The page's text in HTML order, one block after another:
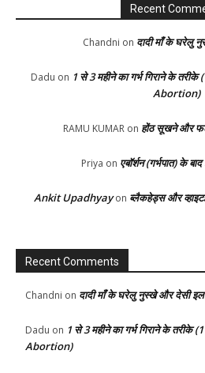
Recent
Chandni on दादी माँ के घरेलु
Dadu on 1 से 3 महीने का गर्भ गिराने के
Abortion)
RAMU KUMAR on होंठ सूखने और
Priya on एबॉर्शन (गर्भपात) के बाद
Ankit Upadhyayon ब्लैकहेड्स और
Recent Comments
Chandni on दादी माँ के घरेलु नुस्खे और देसी
Dadu on 1 से 3 महीने का गर्भ गिराने के
Abortion)